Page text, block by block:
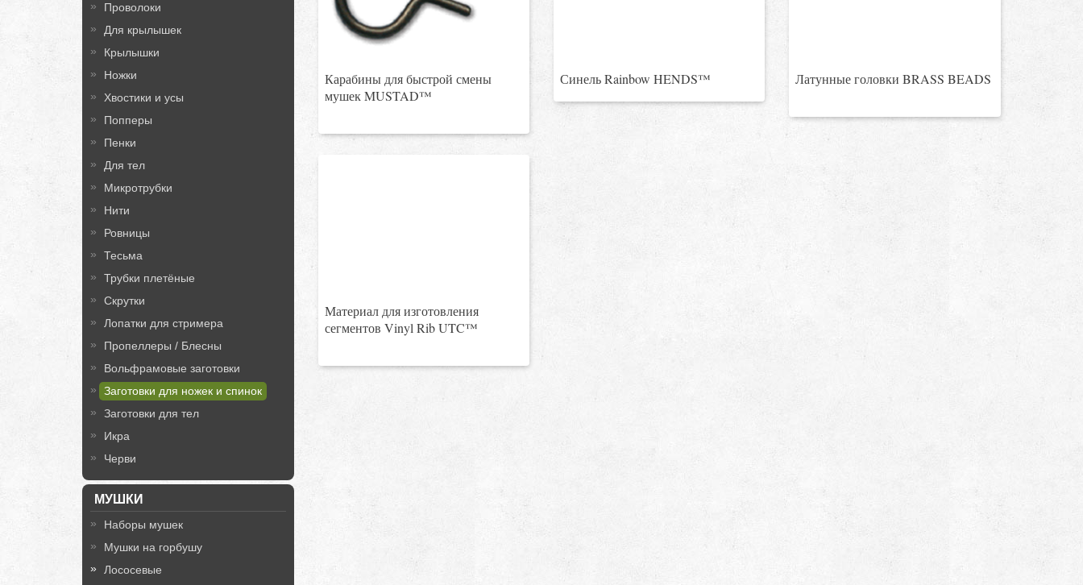
Проволоки
Для крылышек
Крылышки
Ножки
Хвостики и усы
Попперы
Пенки
Для тел
Микротрубки
Нити
Ровницы
Тесьма
Трубки плетёные
Скрутки
Лопатки для стримера
Пропеллеры / Блесны
Вольфрамовые заготовки
Заготовки для ножек и спинок
Заготовки для тел
Икра
Черви
МУШКИ
Наборы мушек
Мушки на горбушу
Лососевые
Карабины для быстрой смены
мушек MUSTAD™
Синель Rainbow HENDS™ Латунные головки BRASS BEADS
Материал для изготовления
сегментов Vinyl Rib UTC™